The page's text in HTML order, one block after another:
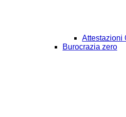
Attestazioni
Burocrazia zero